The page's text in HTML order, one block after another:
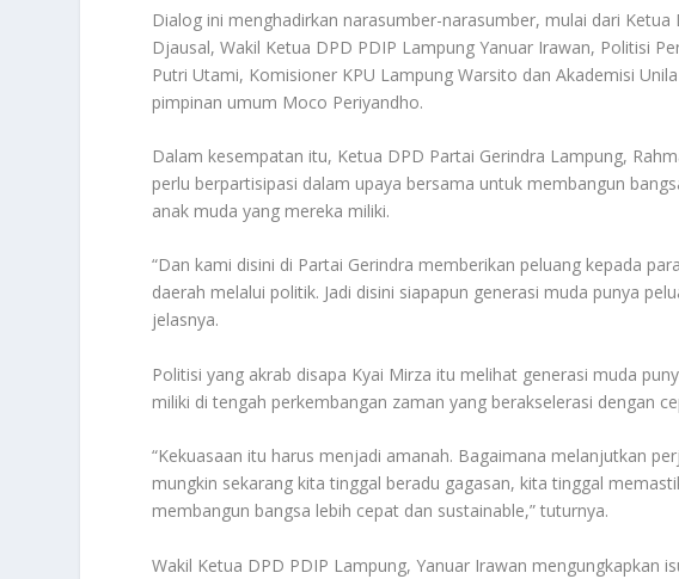
Dialog ini menghadirkan narasumber-narasumber, mulai dari
Djausal, Wakil Ketua DPD PDIP Lampung Yanuar Irawan, Politisi
Putri Utami, Komisioner KPU Lampung Warsito dan Akademisi
pimpinan umum Moco Periyandho.
Dalam kesempatan itu, Ketua DPD Partai Gerindra Lampung,
perlu berpartisipasi dalam upaya bersama untuk membangun
anak muda yang mereka miliki.
“Dan kami disini di Partai Gerindra memberikan peluang kepada
daerah melalui politik. Jadi disini siapapun generasi muda punya
jelasnya.
Politisi yang akrab disapa Kyai Mirza itu melihat generasi muda
miliki di tengah perkembangan zaman yang berakselerasi dengan
“Kekuasaan itu harus menjadi amanah. Bagaimana melanjutkan
mungkin sekarang kita tinggal beradu gagasan, kita tinggal
membangun bangsa lebih cepat dan sustainable,” tuturnya.
Wakil Ketua DPD PDIP Lampung, Yanuar Irawan mengungkapkan